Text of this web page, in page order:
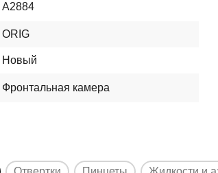
A2884
ORIG
Новый
Фронтальная камера